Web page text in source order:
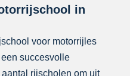
in
voor motorrijles
succesvolle
rijscholen om uit